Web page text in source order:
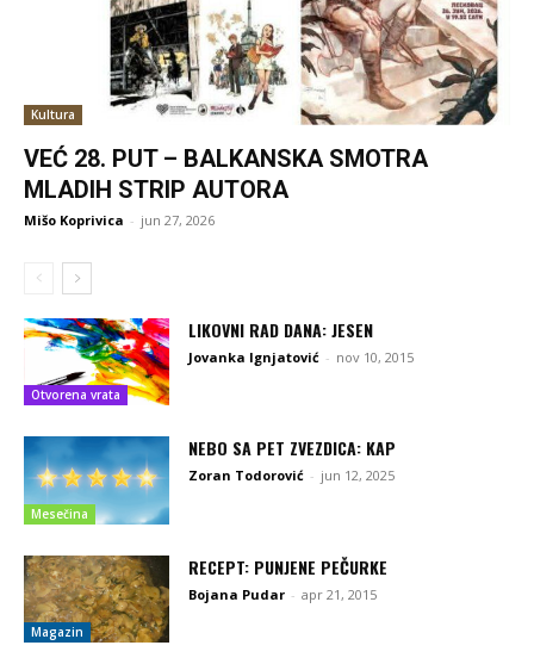
Kultura
VEĆ 28. PUT – BALKANSKA SMOTRA
MLADIH STRIP AUTORA
Mišo Koprivica - jun 27, 2026
Otvorena vrata
LIKOVNI RAD DANA: JESEN
Jovanka Ignjatović - nov 10, 2015
Mesečina
NEBO SA PET ZVEZDICA: KAP
Zoran Todorović - jun 12, 2025
Magazin
RECEPT: PUNJENE PEČURKE
Bojana Pudar - apr 21, 2015